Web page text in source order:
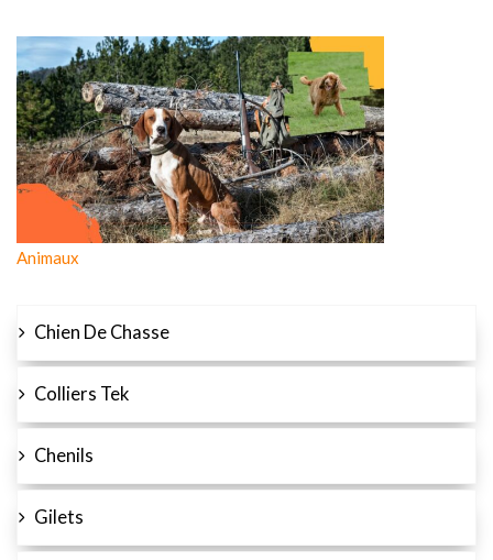
Animaux
Chien De Chasse
Colliers Tek
Chenils
Gilets